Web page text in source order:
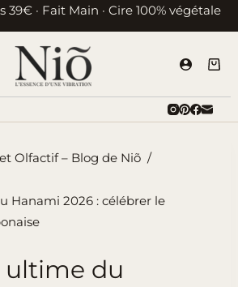
39€ · Fait Main · Cire 100% végétale
Olfactif – Blog de Niõ /
Hanami 2026 : célébrer le
ultime du